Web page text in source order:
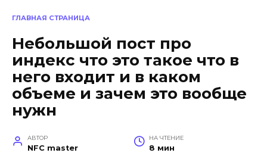
ГЛАВНАЯ СТРАНИЦА
Небольшой пост про
индекс что это такое что в
него входит и в каком
объеме и зачем это вообще
нужн
АВТОР
NFC master
НА ЧТЕНИЕ
8 мин